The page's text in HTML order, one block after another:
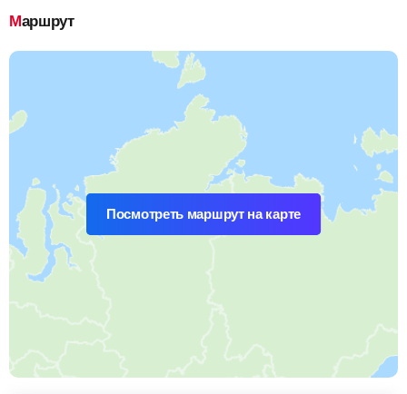
Маршрут
Посмотреть маршрут на карте